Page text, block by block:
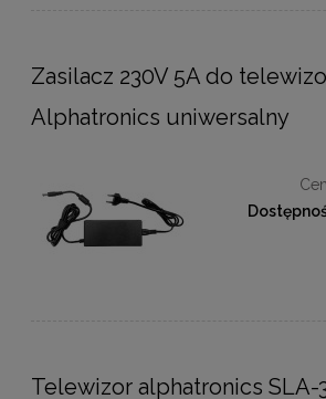
Zasilacz 230V 5A do
Alphatronics uniwersalny
Telewizor alphatronics SLA-